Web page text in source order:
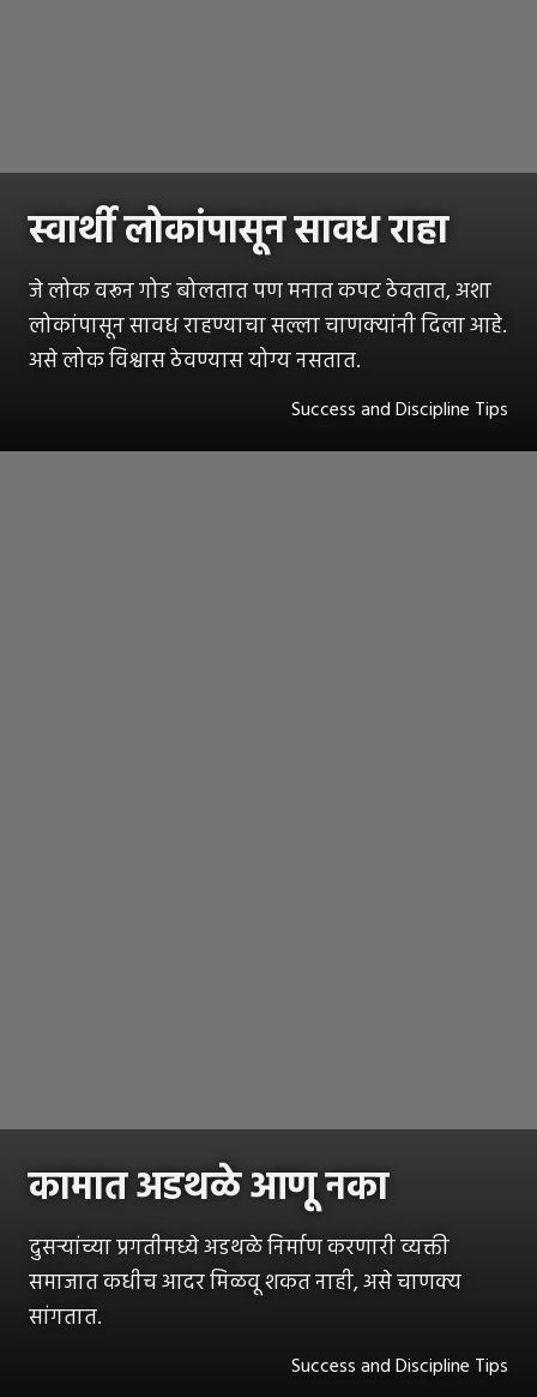
स्वार्थी लोकांपासून सावध राहा
जे लोक वरून गोड बोलतात पण मनात कपट ठेवतात, अशा
लोकांपासून सावध राहण्याचा सल्ला चाणक्यांनी दिला आहे.
असे लोक विश्वास ठेवण्यास योग्य नसतात.
Success and Discipline Tips
कामात अडथळे आणू नका
दुसऱ्यांच्या प्रगतीमध्ये अडथळे निर्माण करणारी व्यक्ती
समाजात कधीच आदर मिळवू शकत नाही, असे चाणक्य
सांगतात.
Success and Discipline Tips